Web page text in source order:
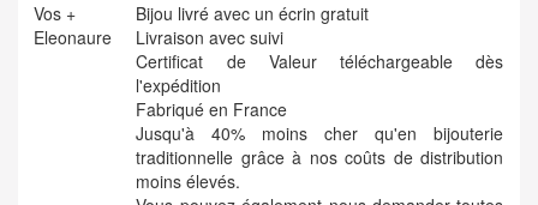
Vos +
Eleonaure
Bijou livré avec un écrin gratuit
Livraison avec suivi
Certificat de Valeur téléchargeable dès
l'expédition
Fabriqué en France
Jusqu'à 40% moins cher qu'en bijouterie
traditionnelle grâce à nos coûts de distribution
moins élevés.